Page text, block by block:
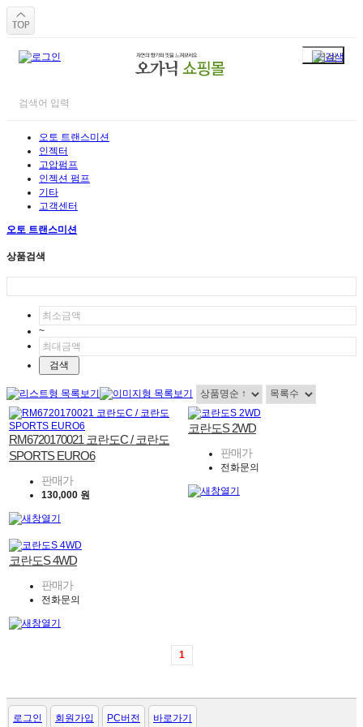
오토 트랜스미션
인젝터
고압펌프
인젝션 펌프
기타
고객센터
오토 트랜스미션
상품검색
~
RM6720170021 코란도C / 코란도
SPORTS EURO6
판매가
130,000 원
코란도S 2WD
판매가
전화문의
코란도S 4WD
판매가
전화문의
1
로그인 회원가입 PC버전 바로가기